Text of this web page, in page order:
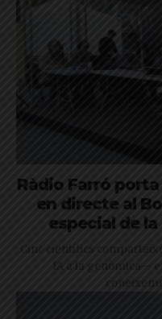
Ràdio Farró
en directe al
especial de
Cinc científics
IA a la genòmica—